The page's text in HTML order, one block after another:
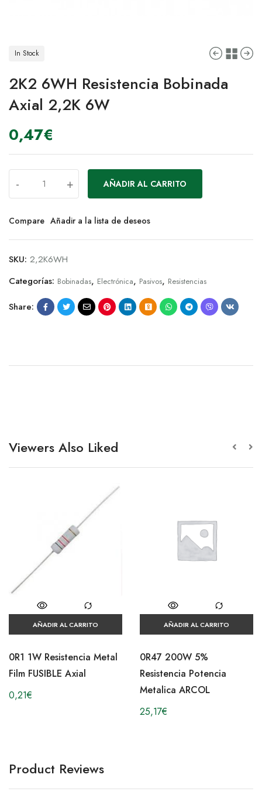
In Stock
2K2 6WH Resistencia Bobinada
Axial 2,2K 6W
0,47€
- + AÑADIR AL CARRITO
Compare Añadir a la lista de deseos
SKU: 2,2K6WH
Categorías: Bobinadas, Electrónica, Pasivos, Resistencias
Share:
Viewers Also Liked
AÑADIR AL CARRITO
0R1 1W Resistencia Metal
Film FUSIBLE Axial
0,21€
AÑADIR AL CARRITO
0R47 200W 5%
Resistencia Potencia
Metalica ARCOL
25,17€
Product Reviews